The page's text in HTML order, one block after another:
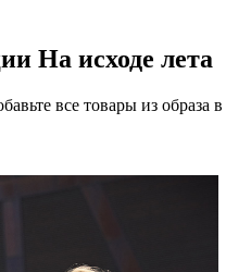
На исходе лета
все товары из образа в